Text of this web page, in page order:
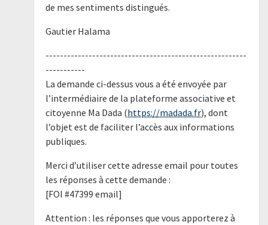
de mes sentiments distingués.
Gautier Halama
--------------------------------------------------------
-----------
La demande ci-dessus vous a été envoyée par
l’intermédiaire de la plateforme associative et
citoyenne Ma Dada (https://madada.fr), dont
l’objet est de faciliter l’accès aux informations
publiques.
Merci d’utiliser cette adresse email pour toutes
les réponses à cette demande :
[FOI #47399 email]
Attention : les réponses que vous apporterez à